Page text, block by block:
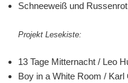
Schneeweiß und
Projekt Lesekiste:
13 Tage Mitternacht / Leo
Boy in a White Room / Karl